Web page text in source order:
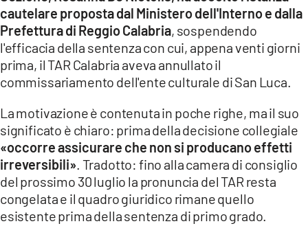
COSENZACHANNEL.IT
ILVIBONESE.IT
CATANZAROCHANNEL.IT
LACAPITALENEWS.IT
App
ANDROID
APPLE
cautelare proposta dal Ministero dell'Interno e dalla
Prefettura di Reggio Calabria, sospendendo
l'efficacia della sentenza con cui, appena venti giorni
prima, il TAR Calabria aveva annullato il
commissariamento dell'ente culturale di San Luca.
La motivazione è contenuta in poche righe, ma il suo
significato è chiaro: prima della decisione collegiale
«occorre assicurare che non si producano effetti
irreversibili» . Tradotto: fino alla camera di consiglio
del prossimo 30 luglio la pronuncia del TAR resta
congelata e il quadro giuridico rimane quello
esistente prima della sentenza di primo grado.